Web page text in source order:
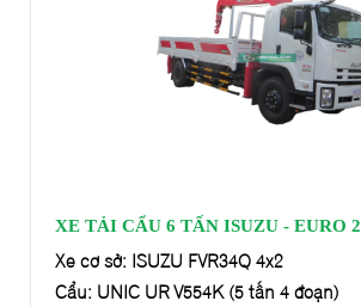
XE TẢI CẨU 6 TẤN ISUZU - EURO 2
Xe cơ sở: ISUZU FVR34Q 4x2
Cẩu: UNIC UR-V554K (5 tấn 4 đoạn)